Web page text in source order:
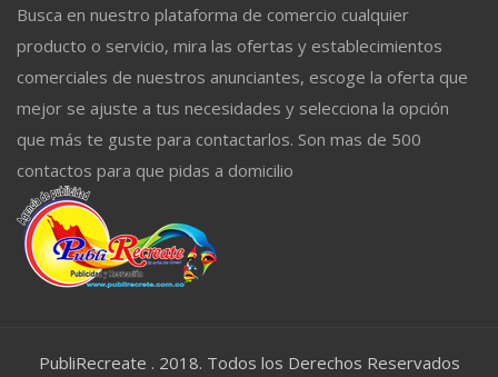
Busca en nuestro plataforma de comercio cualquier
producto o servicio, mira las ofertas y establecimientos
comerciales de nuestros anunciantes, escoge la oferta que
mejor se ajuste a tus necesidades y selecciona la opción
que más te guste para contactarlos. Son mas de 500
contactos para que pidas a domicilio
PubliRecreate . 2018. Todos los Derechos Reservados